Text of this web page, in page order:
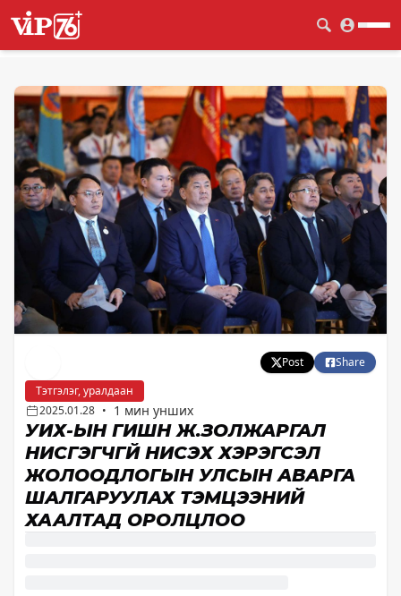
Post
Share
Тэтгэлэг, уралдаан
2025.01.28 • 1 мин унших
УИХ-ЫН ГИШҮҮН Ж.ЗОЛЖАРГАЛ
НИСГЭГЧГҮЙ НИСЭХ ХЭРЭГСЭЛ
ЖОЛООДЛОГЫН УЛСЫН АВАРГА
ШАЛГАРУУЛАХ ТЭМЦЭЭНИЙ
ХААЛТАД ОРОЛЦЛОО